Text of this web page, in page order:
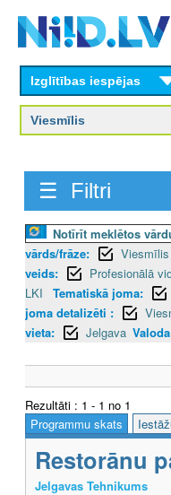
content
Izglītības iespējas
☰ Filtri
Notīrīt meklētos
vārds/frāze:
Viesmīlis
veids:
Profesionālā
LKI
Tematiskā joma:
joma detalizēti :
vieta:
Jelgava
Rezultāti : 1 - 1 no 1
Programmu skats
Restorānu
Jelgavas Tehnikums